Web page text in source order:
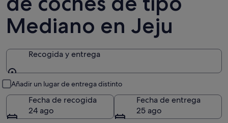
Mediano en Jeju
Recogida y entrega
Añadir un lugar de entrega distinto
Fecha de recogida
24 ago
Fecha de entrega
25 ago